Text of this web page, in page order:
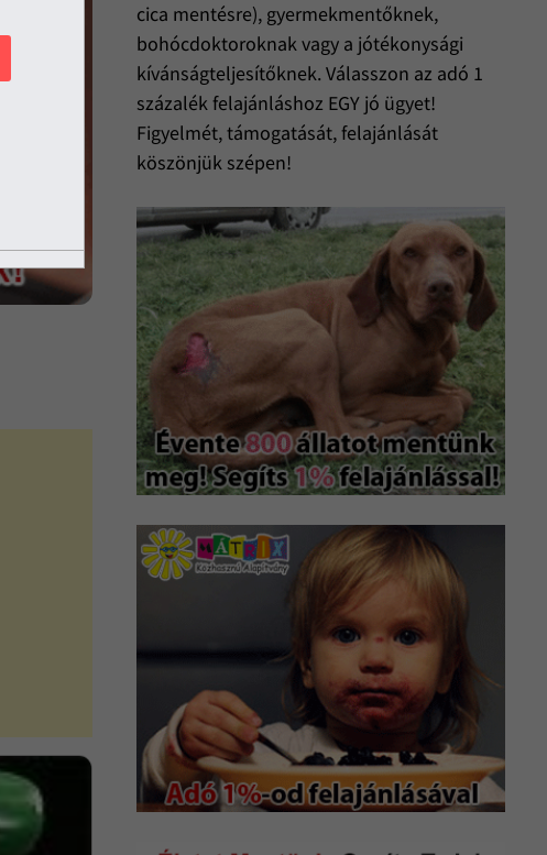
cica mentésre), gyermekmentőknek,
bohócdoktoroknak vagy a jótékonysági
kívánságteljesítőknek. Válasszon az adó 1
százalék felajánláshoz EGY jó ügyet!
Figyelmét, támogatását, felajánlását
köszönjük szépen!